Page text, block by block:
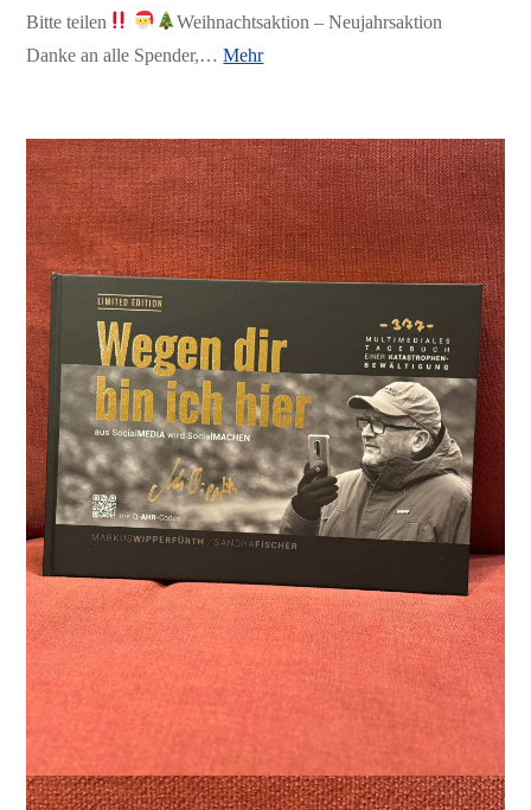
Bitte teilen
Weihnachtsaktion – Neujahrsaktion
Danke an alle Spender,…Mehr